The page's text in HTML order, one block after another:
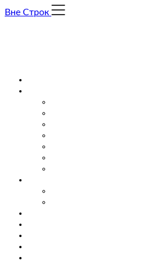
Skip
Вне Строк